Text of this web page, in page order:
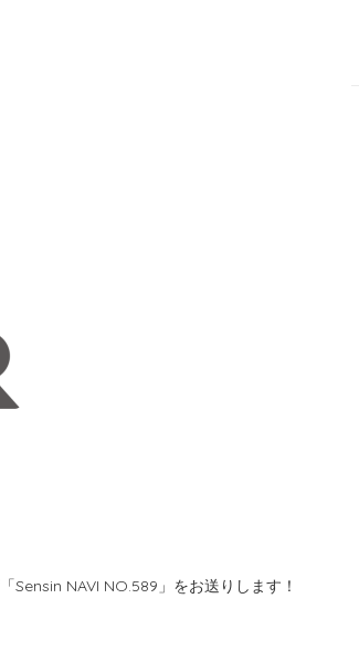
Sensin NAVI NO.589」をお送りします！